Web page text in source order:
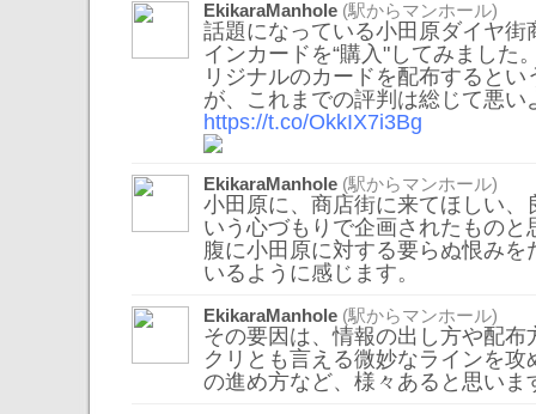
EkikaraManhole (駅からマンホール)
話題になっている小田原ダイヤ街
インカードを“購入"してみました
リジナルのカードを配布すると
が、これまでの評判は総じて悪い
https://t.co/OkkIX7i3Bg
EkikaraManhole (駅からマンホール)
小田原に、商店街に来てほしい、
いう心づもりで企画されたもの
腹に小田原に対する要らぬ恨み
いるように感じます。
EkikaraManhole (駅からマンホール)
その要因は、情報の出し方や配
クリとも言える微妙なラインを
の進め方など、様々あると思いま